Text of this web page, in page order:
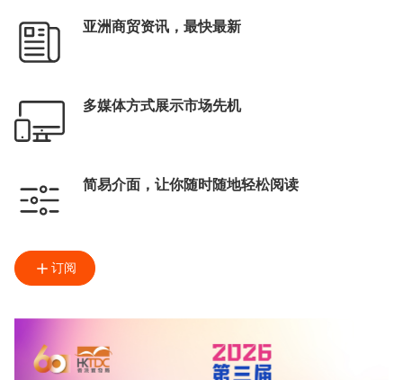
亚洲商贸资讯，最快最新
多媒体方式展示市场先机
简易介面，让你随时随地轻松阅读
订阅